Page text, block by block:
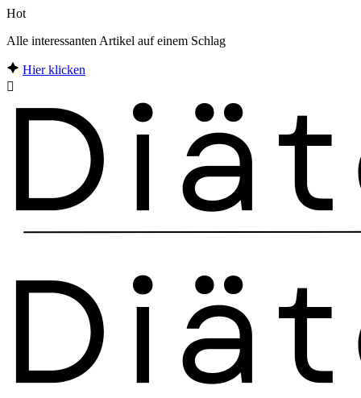
Hot
Alle interessanten Artikel auf einem Schlag
Hier klicken